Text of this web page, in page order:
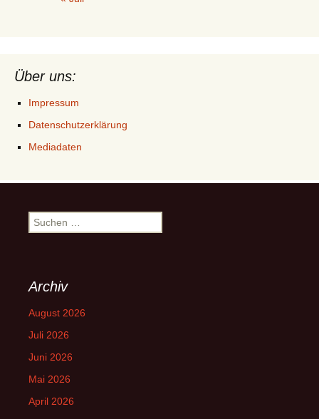
Über uns:
Impressum
Datenschutzerklärung
Mediadaten
Suchen
nach:
Archiv
August 2026
Juli 2026
Juni 2026
Mai 2026
April 2026